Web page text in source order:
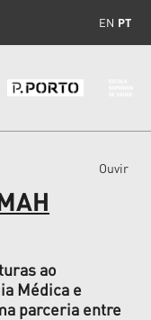
EN PT
Ouvir
ao
Médica e
parceria entre